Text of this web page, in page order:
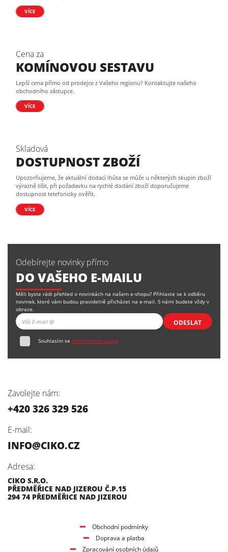
VÍCE
Cena za
KOMÍNOVOU SESTAVU
Lepší cena přímo od prodejce z Vašeho regionu? Kontaktujte našeho
obchodního zástupce.
VÍCE
Skladová
DOSTUPNOST ZBOŽÍ
Upozorňujeme, že aktuální dodací lhůta se může u některých skupin zboží
výrazně lišit, při požadavku na rychlé dodání zboží doporučujeme
dostupnost telefonicky ověřit.
VÍCE
Odebírejte novinky přímo
DO VAŠEHO E-MAILU
Měli byste rádi přehled o novinkách na našem e-shopu? Přihlaste se k odběru
novinek, které vám budou pravidelně přicházet na e-mail. S námi budete vždy v
obraze.
ODESLAT
Souhlasím se zpracováním údajů
Zavolejte nám:
+420 326 329 526
E-mail:
INFO@CIKO.CZ
Adresa:
CIKO S.R.O.
PŘEDMĚŘICE NAD JIZEROU Č.P.15
294 74 PŘEDMĚŘICE NAD JIZEROU
Obchodní podmínky
Doprava a platba
Zpracování osobních údajů